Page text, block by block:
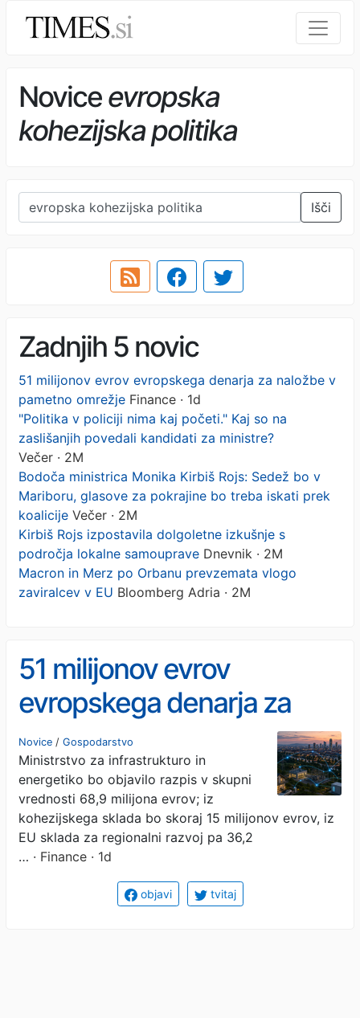
Noviceevropska
kohezijska politika
Išči
Zadnjih 5 novic
51 milijonov evrov evropskega denarja za naložbe v
pametno omrežje Finance · 1d
"Politika v policiji nima kaj početi." Kaj so na
zaslišanjih povedali kandidati za ministre?
Večer · 2M
Bodoča ministrica Monika Kirbiš Rojs: Sedež bo v
Mariboru, glasove za pokrajine bo treba iskati prek
koalicije Večer · 2M
Kirbiš Rojs izpostavila dolgoletne izkušnje s
področja lokalne samouprave Dnevnik · 2M
Macron in Merz po Orbanu prevzemata vlogo
zaviralcev v EU Bloomberg Adria · 2M
51 milijonov evrov
evropskega denarja za
naložbe v pametno
omrežje
Novice / Gospodarstvo
Ministrstvo za infrastrukturo in
energetiko bo objavilo razpis v skupni
vrednosti 68,9 milijona evrov; iz
kohezijskega sklada bo skoraj 15 milijonov evrov, iz
EU sklada za regionalni razvoj pa 36,2
… · Finance · 1d
objavi tvitaj